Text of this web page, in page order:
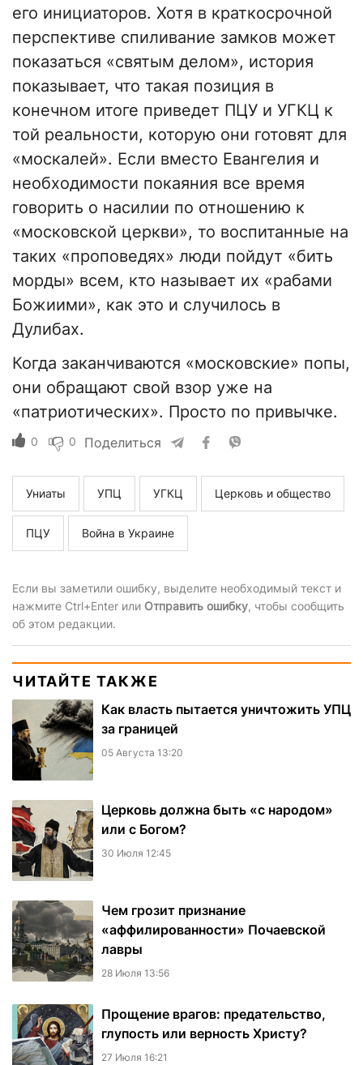
его инициаторов. Хотя в краткосрочной
перспективе спиливание замков может
показаться «святым делом», история
показывает, что такая позиция в
конечном итоге приведет ПЦУ и УГКЦ к
той реальности, которую они готовят для
«москалей». Если вместо Евангелия и
необходимости покаяния все время
говорить о насилии по отношению к
«московской церкви», то воспитанные на
таких «проповедях» люди пойдут «бить
морды» всем, кто называет их «рабами
Божиими», как это и случилось в
Дулибах.
Когда заканчиваются «московские» попы,
они обращают свой взор уже на
«патриотических». Просто по привычке.
0 0 Поделиться
Униаты УПЦ УГКЦ Церковь и общество
ПЦУ Война в Украине
Если вы заметили ошибку, выделите необходимый текст и
нажмите Ctrl+Enter или Отправить ошибку, чтобы сообщить
об этом редакции.
ЧИТАЙТЕ ТАКЖЕ
Как власть пытается уничтожить УПЦ
за границей
05 Августа 13:20
Церковь должна быть «с народом»
или с Богом?
30 Июля 12:45
Чем грозит признание
«аффилированности» Почаевской
лавры
28 Июля 13:56
Прощение врагов: предательство,
глупость или верность Христу?
27 Июля 16:21